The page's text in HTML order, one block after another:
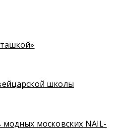
школы
московских NAIL-